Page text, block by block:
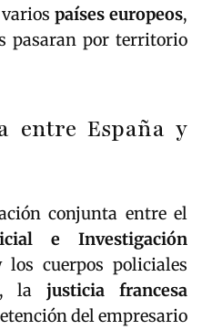
países europeos,
pasaran por territorio
entre España y
conjunta entre el
e Investigación
los cuerpos policiales
lajusticia francesa
del empresario